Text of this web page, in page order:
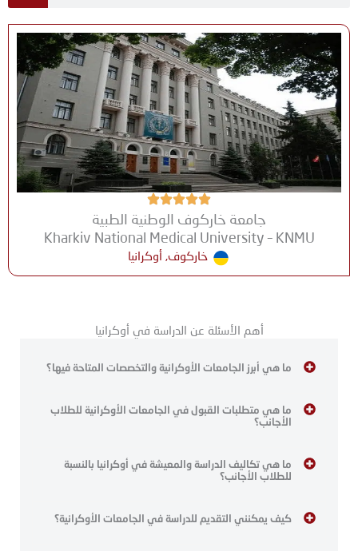
جامعة خاركوف الوطنية الطبية
Kharkiv National Medical University – KNMU
خاركوف, أوكرانيا
أهم الأسئلة عن الدراسة في أوكرانيا
ما هي أبرز الجامعات الأوكرانية والتخصصات المتاحة فيها؟
ما هي متطلبات القبول في الجامعات الأوكرانية للطلاب
الأجانب؟
ما هي تكاليف الدراسة والمعيشة في أوكرانيا بالنسبة
للطلاب الأجانب؟
كيف يمكنني التقديم للدراسة في الجامعات الأوكرانية؟